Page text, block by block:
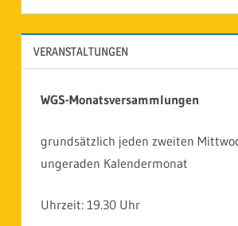
VERANSTALTUNGEN
WGS-Monatsversammlungen
grundsätzlich jeden zweiten
ungeraden Kalendermonat
Uhrzeit: 19.30 Uhr